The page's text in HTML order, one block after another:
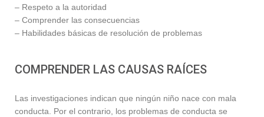
– Respeto a la autoridad
– Comprender las consecuencias
– Habilidades básicas de resolución de problemas
COMPRENDER LAS CAUSAS RAÍCES
Las investigaciones indican que ningún niño nace con mala
conducta. Por el contrario, los problemas de conducta se